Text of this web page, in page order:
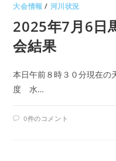
大会情報 / 河川状況
2025年7月6日
会結果
本日午前８時３０分現在
度 水…
0件のコメント